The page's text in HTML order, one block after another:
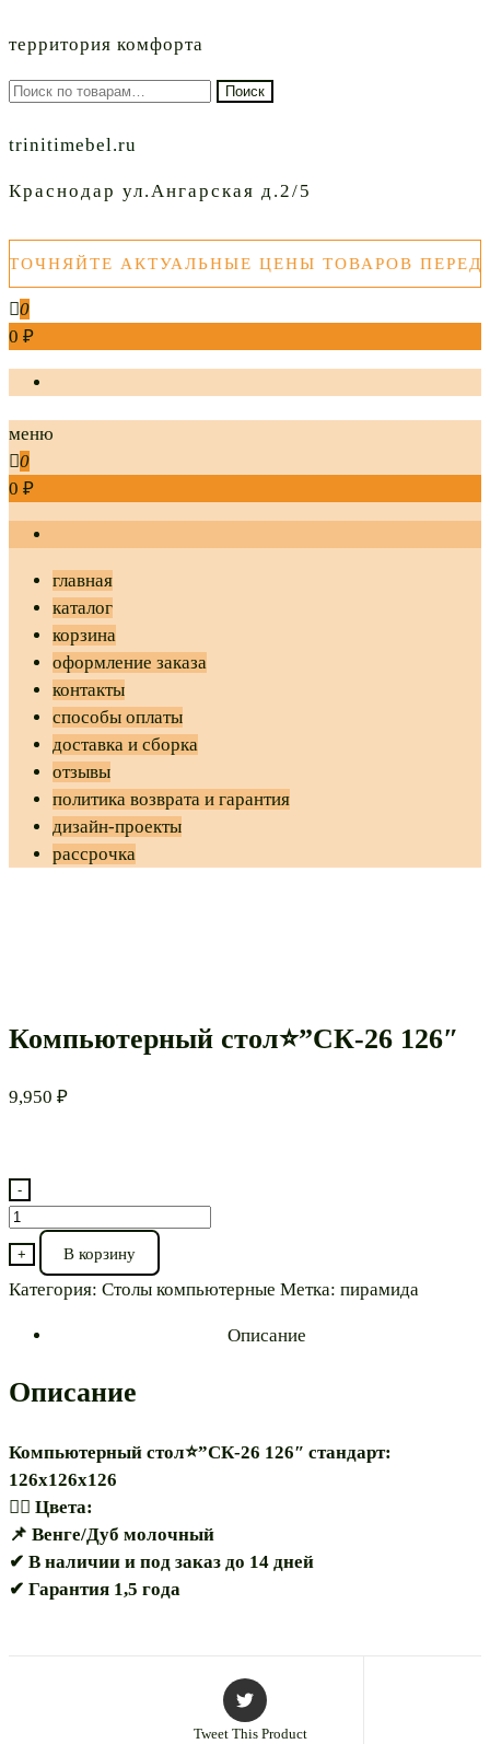
территория комфорта
Искать: Поиск
trinitimebel.ru
Краснодар ул.Ангарская д.2/5
АКТУАЛЬНЫЕ ЦЕНЫ ТОВАРОВ ПЕРЕД
0
0 ₽
меню
0
0 ₽
главная
каталог
корзина
оформление заказа
контакты
способы оплаты
доставка и сборка
отзывы
политика возврата и гарантия
дизайн-проекты
рассрочка
Компьютерный стол⭐”СК-26 126″
9,950 ₽
-
Количество
товара
Компьютерный
стол⭐”СК-26
+ В корзину
Категория: Столы компьютерные Метка: пирамида
Описание
Описание
Компьютерный стол⭐”СК-26 126″ стандарт:
126х126х126
🏳️‍🌈 Цвета:
📌 Венге/Дуб молочный
✔ В наличии и под заказ до 14 дней
✔ Гарантия 1,5 года
Tweet This Product